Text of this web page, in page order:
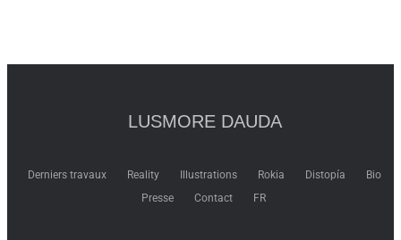
LUSMORE DAUDA
Derniers travaux Reality Illustrations Rokia Distopía
Bio
Presse
Contact FR